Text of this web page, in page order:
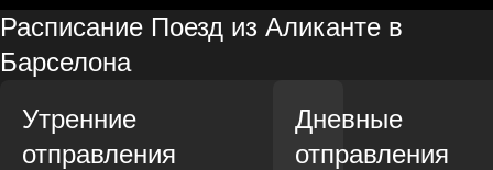
Расписание Поезд из Аликанте в
Барселона
Утренние
отправления
Дневные
отправления